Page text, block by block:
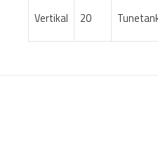
Vertikal
20